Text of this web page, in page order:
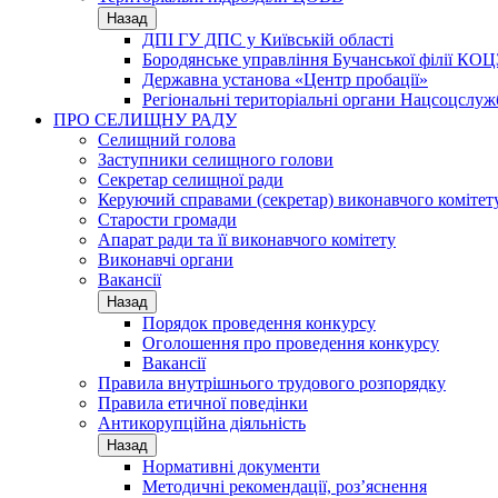
Назад
ДПІ ГУ ДПС у Київській області
Бородянське управління Бучанської філії
Державна установа «Центр пробації»
Регіональні територіальні органи
ПРО СЕЛИЩНУ РАДУ
Селищний голова
Заступники селищного голови
Секретар селищної ради
Керуючий справами (секретар) виконавчого
Старости громади
Апарат ради та її виконавчого комітету
Виконавчі органи
Вакансії
Назад
Порядок проведення конкурсу
Оголошення про проведення конкурсу
Вакансії
Правила внутрішнього трудового розпорядку
Правила етичної поведінки
Антикорупційна діяльність
Назад
Нормативні документи
Методичні рекомендації, роз’яснення